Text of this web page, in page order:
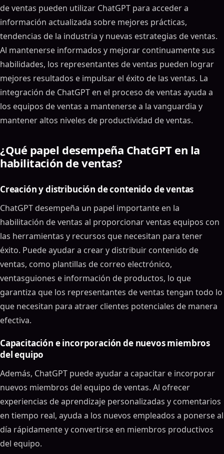
de ventas pueden utilizar ChatGPT para acceder a
información actualizada sobre mejores prácticas,
tendencias de la industria y nuevas estrategias de ventas.
Al mantenerse informados y mejorar continuamente sus
habilidades, los representantes de ventas pueden lograr
mejores resultados e impulsar el éxito de las ventas. La
integración de ChatGPT en el proceso de ventas ayuda a
los equipos de ventas a mantenerse a la vanguardia y
mantener altos niveles de productividad de ventas.
¿Qué papel desempeña ChatGPT en la
habilitación de ventas?
Creación y distribución de contenido de ventas
ChatGPT desempeña un papel importante en la
habilitación de ventas al proporcionar ventas equipos con
las herramientas y recursos que necesitan para tener
éxito. Puede ayudar a crear y distribuir contenido de
ventas, como plantillas de correo electrónico,
ventasguiones e información de productos, lo que
garantiza que los representantes de ventas tengan todo lo
que necesitan para atraer clientes potenciales de manera
efectiva.
Capacitación e incorporación de nuevos miembros
del equipo
Además, ChatGPT puede ayudar a capacitar e incorporar
nuevos miembros del equipo de ventas. Al ofrecer
experiencias de aprendizaje personalizadas y comentarios
en tiempo real, ayuda a los nuevos empleados a ponerse al
día rápidamente y convertirse en miembros productivos
del equipo.